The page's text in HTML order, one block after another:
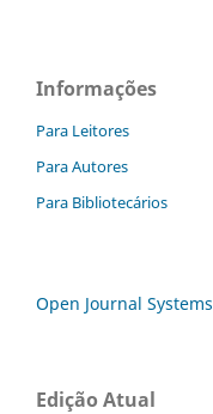
Informações
Para Leitores
Para Autores
Para Bibliotecários
Open Journal Systems
Edição Atual